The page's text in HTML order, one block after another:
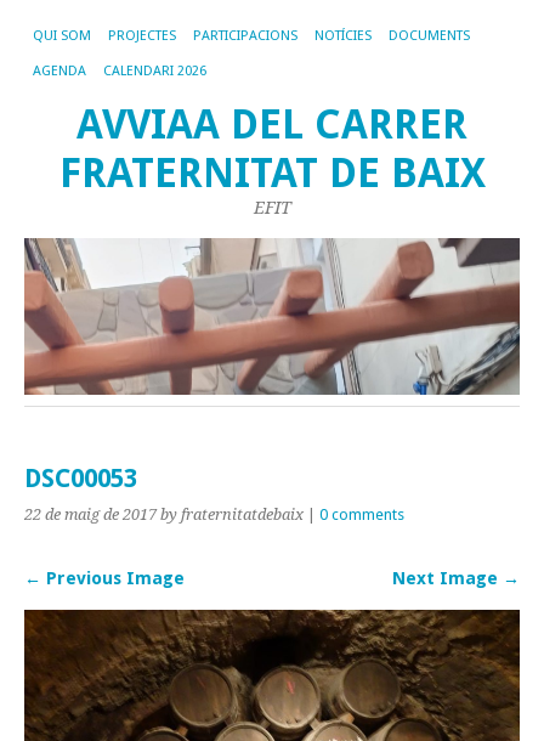
QUI SOM PROJECTES PARTICIPACIONS NOTÍCIES DOCUMENTS
AGENDA CALENDARI 2026
AVVIAA DEL CARRER
FRATERNITAT DE BAIX
EFIT
DSC00053
22 de maig de 2017 by fraternitatdebaix 0 comments
← Previous Image Next Image →